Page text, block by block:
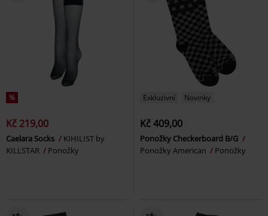
%
Kč 219,00
Caelara Socks
KIHILIST by
KILLSTAR
Ponožky
Exkluzivní Novinky
Kč 409,00
Ponožky Checkerboard B/G
Ponožky American
Ponožky